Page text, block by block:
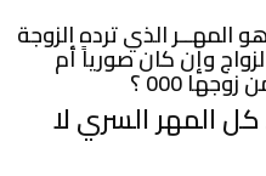
مرة أخرى 000 ما هو المهــر الذي ترده الزوجة
وإن كان صورياً أم
000 ؟
كل المهر السري لا